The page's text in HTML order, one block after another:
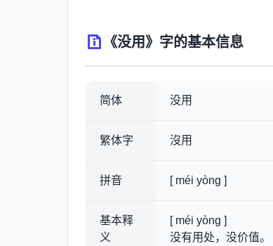
《没用》字的基本信息
简体 没用
繁体字 沒用
拼音 [ méi yòng ]
基本释
义
[ méi yòng ]
没有用处，没价值。